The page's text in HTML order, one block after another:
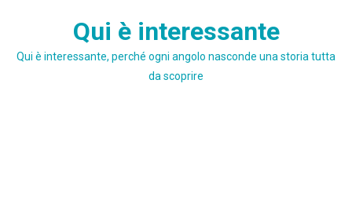
Qui è interessante
Qui è interessante, perché ogni angolo nasconde una storia tutta
da scoprire